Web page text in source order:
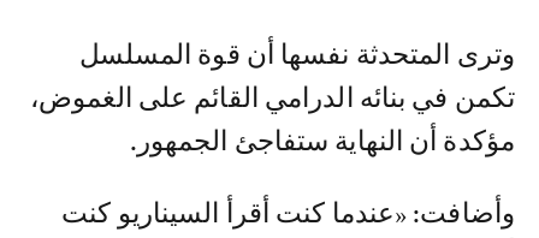
وترى المتحدثة نفسها أن قوة المسلسل
تكمن في بنائه الدرامي القائم على الغموض،
مؤكدة أن النهاية ستفاجئ الجمهور.
وأضافت: «عندما كنت أقرأ السيناريو كنت